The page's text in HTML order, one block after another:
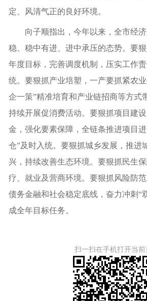
定、风清气正的良好环境。
向子顺指出，今年以来，全市经
稳、稳中有进、进中承压的态势。要
年度目标，完善调度机制，压实工作
统。要狠抓产业培塑，一产要抓紧农
企一策”精准培育和产业链招商等方式
持续开展促消费活动。要狠抓项目建
金，强化要素保障，全链条推进项目
仓”及时入统。要狠抓城乡发展，推进
兴，持续改善生态环境。要狠抓民生
疗、就业及营商环境。要狠抓风险防范
债务金融和社会稳定底线，奋力冲刺“
成全年目标任务。
扫一扫在手机打开当前